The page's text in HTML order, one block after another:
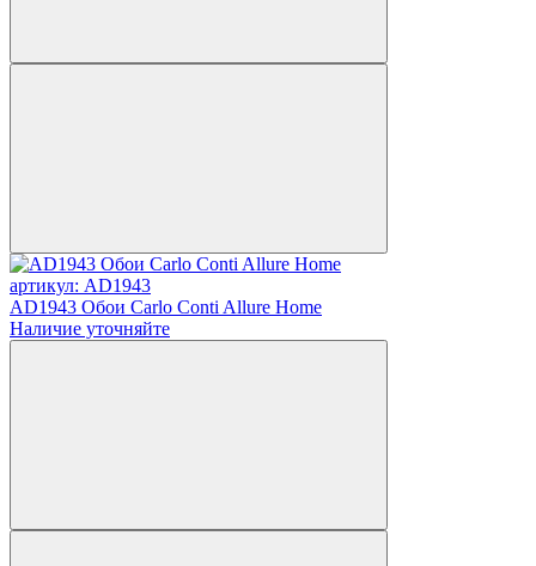
артикул: AD1943
AD1943 Обои Carlo Conti Allure Home
Наличие уточняйте